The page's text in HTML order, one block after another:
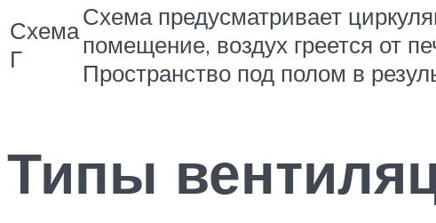
Схема
Г
Схема предусматривает
помещение, воздух греется от
Пространство под полом в
Типы